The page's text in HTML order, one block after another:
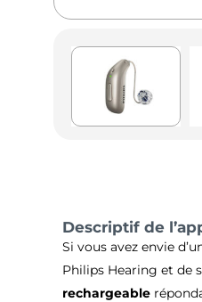
Descriptif de
Si vous avez envie
Philips Hearing et de
rechargeable